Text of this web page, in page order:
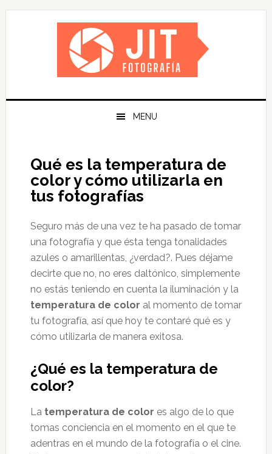
Skip
Skip
Skip
Skip
MENU
Qué es la temperatura de
color y cómo utilizarla en
tus fotografías
Seguro más de una vez te ha pasado de tomar
una fotografía y que ésta tenga tonalidades
azules o amarillentas, ¿verdad?. Pues déjame
decirte que no, no eres daltónico, simplemente
no estás teniendo en cuenta la iluminación y la
temperatura de color al momento de tomar
tu fotografía, así que hoy te contaré qué es y
cómo utilizarla de manera exitosa.
¿Qué es la temperatura de
color?
La temperatura de color es algo de lo que
tomas conciencia en el momento en el que te
adentras en el mundo de la fotografía o el cine.